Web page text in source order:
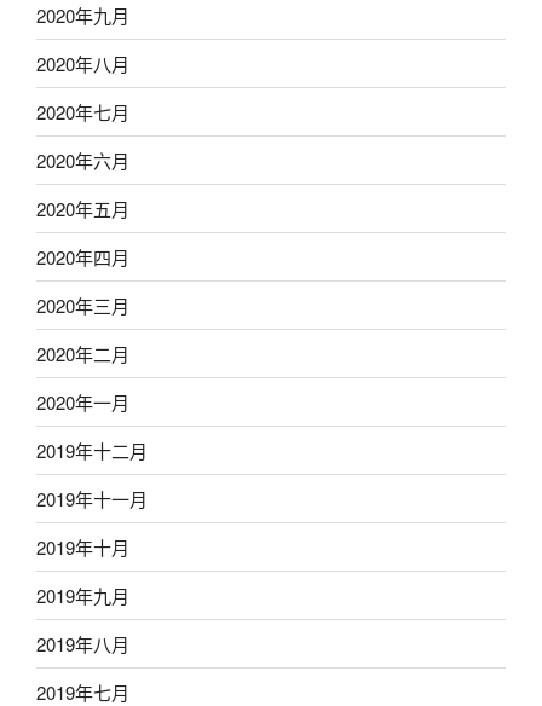
2020年九月
2020年八月
2020年七月
2020年六月
2020年五月
2020年四月
2020年三月
2020年二月
2020年一月
2019年十二月
2019年十一月
2019年十月
2019年九月
2019年八月
2019年七月